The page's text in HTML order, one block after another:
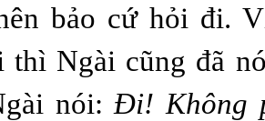
bảo cứ hỏi đi.
Ngài cũng đã
nói: Đi! Không